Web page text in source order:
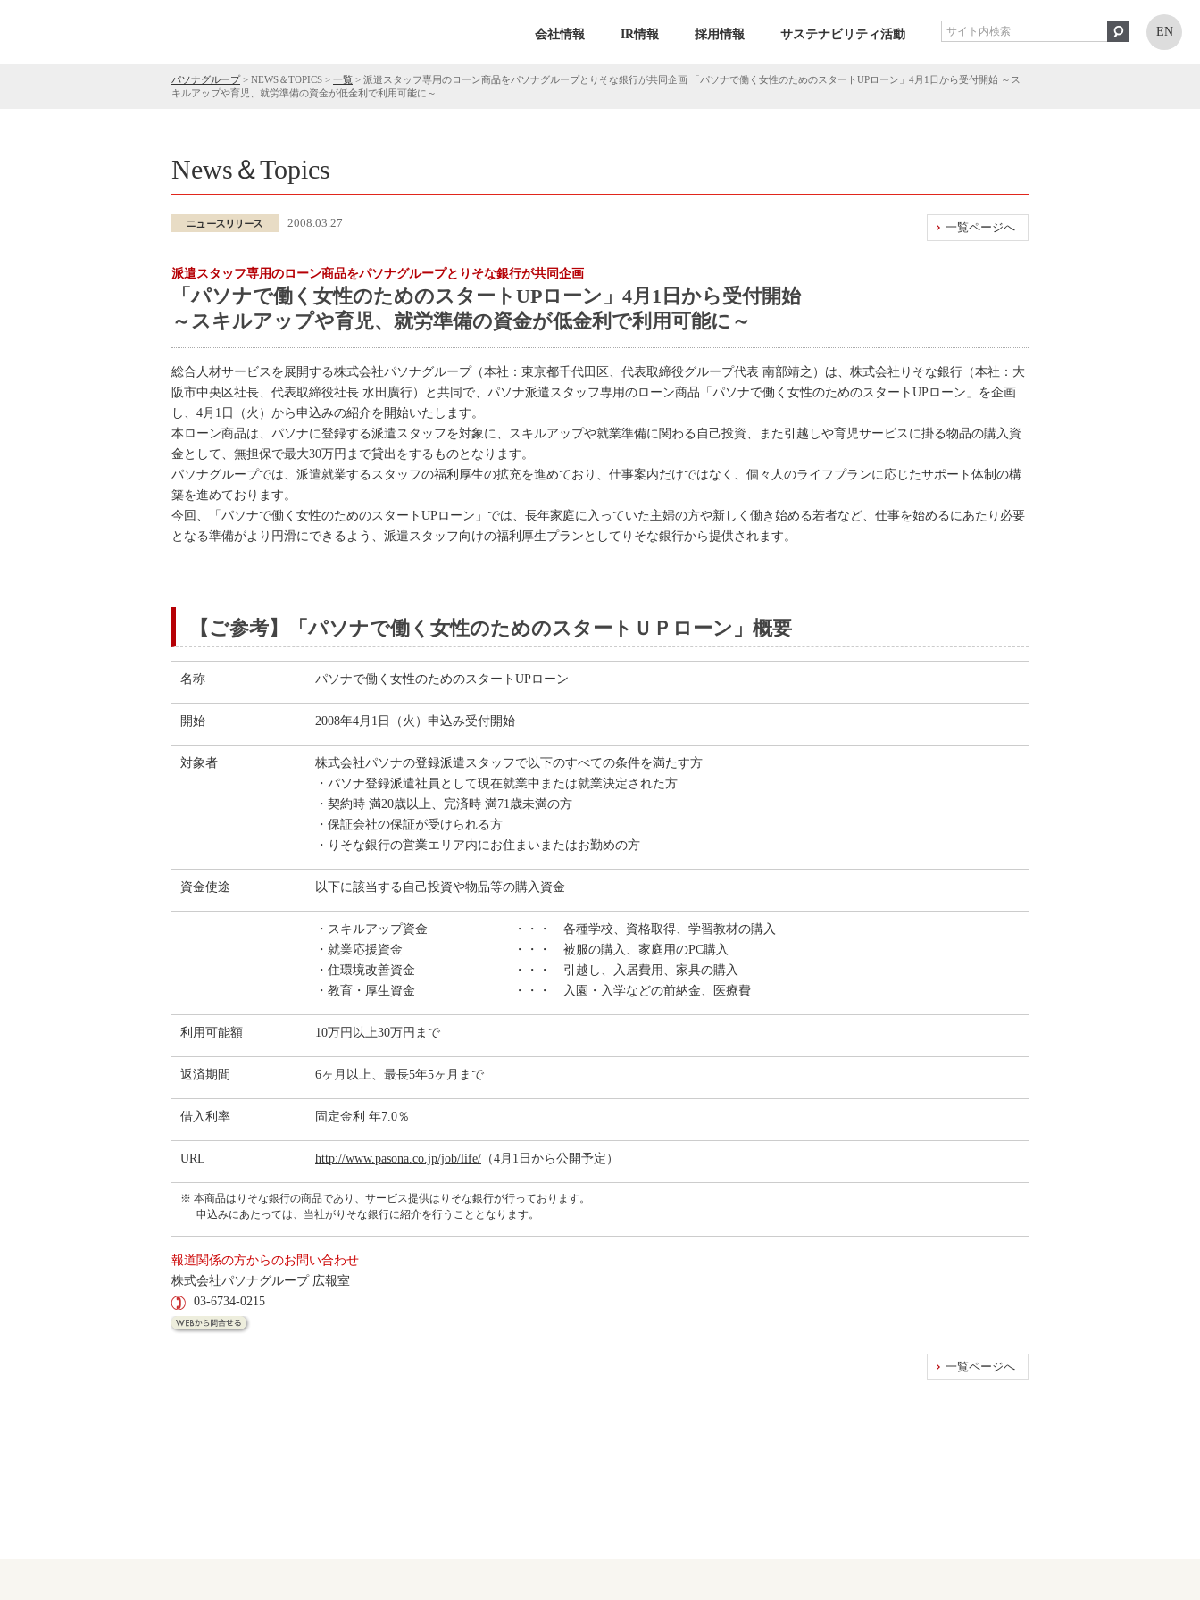
会社情報 IR情報 採用情報 サステナビリティ活動 EN
パソナグループ> NEWS＆TOPICS > 一覧 > 派遣スタッフ専用のローン商品をパソナグループとりそな銀行が共同企画 「パソナで働く女性のためのスタートUPローン」4月1日から受付開始 ～ス
キルアップや育児、就労準備の資金が低金利で利用可能に～
News＆Topics
一覧ページへ
2008.03.27
派遣スタッフ専用のローン商品をパソナグループとりそな銀行が共同企画
「パソナで働く女性のためのスタートUPローン」4月1日から受付開始
～スキルアップや育児、就労準備の資金が低金利で利用可能に～
総合人材サービスを展開する株式会社パソナグループ（本社：東京都千代田区、代表取締役グループ代表 南部靖之）は、株式会社りそな銀行（本社：大
阪市中央区社長、代表取締役社長 水田廣行）と共同で、パソナ派遣スタッフ専用のローン商品「パソナで働く女性のためのスタートUPローン」を企画
し、4月1日（火）から申込みの紹介を開始いたします。
本ローン商品は、パソナに登録する派遣スタッフを対象に、スキルアップや就業準備に関わる自己投資、また引越しや育児サービスに掛る物品の購入資
金として、無担保で最大30万円まで貸出をするものとなります。
パソナグループでは、派遣就業するスタッフの福利厚生の拡充を進めており、仕事案内だけではなく、個々人のライフプランに応じたサポート体制の構
築を進めております。
今回、「パソナで働く女性のためのスタートUPローン」では、長年家庭に入っていた主婦の方や新しく働き始める若者など、仕事を始めるにあたり必要
となる準備がより円滑にできるよう、派遣スタッフ向けの福利厚生プランとしてりそな銀行から提供されます。
【ご参考】「パソナで働く女性のためのスタートＵＰローン」概要
名称 パソナで働く女性のためのスタートUPローン
開始 2008年4月1日（火）申込み受付開始
対象者
株式会社パソナの登録派遣スタッフで以下のすべての条件を満たす方
・パソナ登録派遣社員として現在就業中または就業決定された方
・契約時 満20歳以上、完済時 満71歳未満の方
・保証会社の保証が受けられる方
・りそな銀行の営業エリア内にお住まいまたはお勤めの方
資金使途 以下に該当する自己投資や物品等の購入資金
・スキルアップ資金
・就業応援資金
・住環境改善資金
・教育・厚生資金
・・・ 各種学校、資格取得、学習教材の購入
・・・ 被服の購入、家庭用のPC購入
・・・ 引越し、入居費用、家具の購入
・・・ 入園・入学などの前納金、医療費
利用可能額 10万円以上30万円まで
返済期間 6ヶ月以上、最長5年5ヶ月まで
借入利率 固定金利 年7.0％
URL http://www.pasona.co.jp/job/life/ （4月1日から公開予定）
※ 本商品はりそな銀行の商品であり、サービス提供はりそな銀行が行っております。
申込みにあたっては、当社がりそな銀行に紹介を行うこととなります。
報道関係の方からのお問い合わせ
株式会社パソナグループ 広報室
03-6734-0215
一覧ページへ